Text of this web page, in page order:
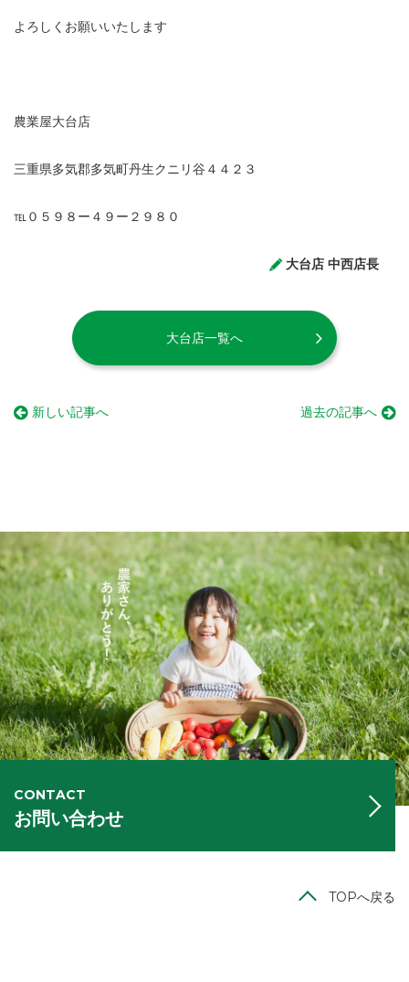
よろしくお願いいたします
農業屋大台店
三重県多気郡多気町丹生クニリ谷４４２３
℡０５９８ー４９ー２９８０
大台店 中西店長
大台店一覧へ
新しい記事へ 過去の記事へ
CONTACT
お問い合わせ
TOPへ戻る